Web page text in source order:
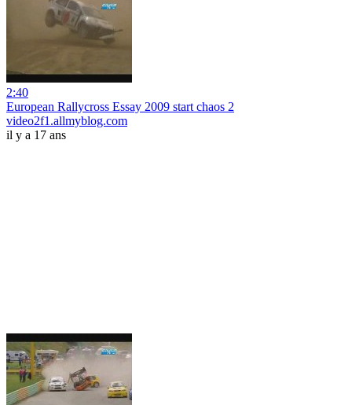
2:40
European Rallycross Essay 2009 start chaos 2
video2f1.allmyblog.com
il y a 17 ans